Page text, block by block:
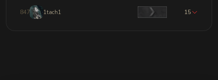
8478 1tach1 15